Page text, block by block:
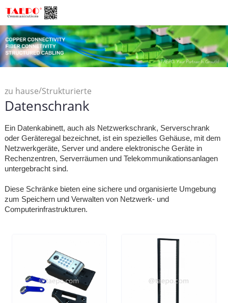
zu hause/Strukturierte
Verkabelung/Datenschrank
Datenschrank
Ein Datenkabinett, auch als Netzwerkschrank, Serverschrank
oder Geräteregal bezeichnet, ist ein spezielles Gehäuse, mit dem
Netzwerkgeräte, Server und andere elektronische Geräte in
Rechenzentren, Serverräumen und Telekommunikationsanlagen
untergebracht sind.
Diese Schränke bieten eine sichere und organisierte Umgebung
zum Speichern und Verwalten von Netzwerk- und
Computerinfrastrukturen.